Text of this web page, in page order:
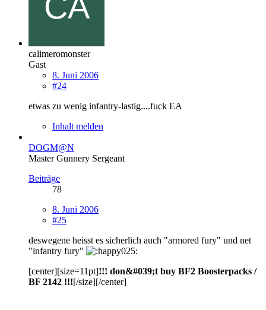
calimeromonster
Gast
8. Juni 2006
#24
etwas zu wenig infantry-lastig....fuck EA
Inhalt melden
DOGM@N
Master Gunnery Sergeant
Beiträge
78
8. Juni 2006
#25
deswegene heisst es sicherlich auch "armored fury" und net
"infantry fury"
[center][size=11pt]!!! don&#039;t buy BF2 Boosterpacks /
BF 2142 !!![/size][/center]